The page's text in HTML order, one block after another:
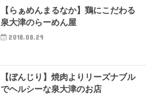
【らぁめんまるなか】鶏にこだわる
泉大津のらーめん屋
2018.08.29
【ぼんじり】焼肉よりリーズナブル
でヘルシーな泉大津のお店